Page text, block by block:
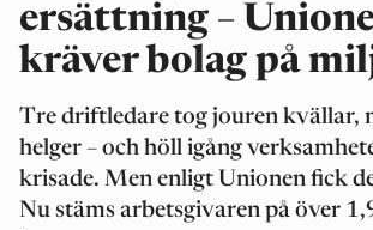
ersättning –
kräver bolag på
Tre driftledare tog jouren kvällar,
helger – och höll igång
krisade. Men enligt Unionen fick
Nu stäms arbetsgivaren på över